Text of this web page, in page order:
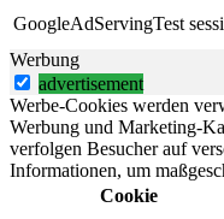
GoogleAdServingTest
Werbung
advertisement
Werbe-Cookies werden
Werbung und Marketing-
verfolgen Besucher auf
Informationen, um
Cookie